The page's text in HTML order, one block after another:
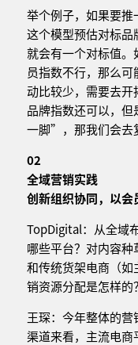
举个例子，如果要
这个模型预估对标
就会有一个对标值。
员指数不行，那么
动比较少，需要去
品牌指数还可以，
一脚”，那我们会去
02
全域营销实践
创新组织协同，以会
TopDigital：从全域
哪些平台？对内容种
和传统货架电商（
销资源分配是怎样的？
王琛：今年整体的
渠道来看，主流电